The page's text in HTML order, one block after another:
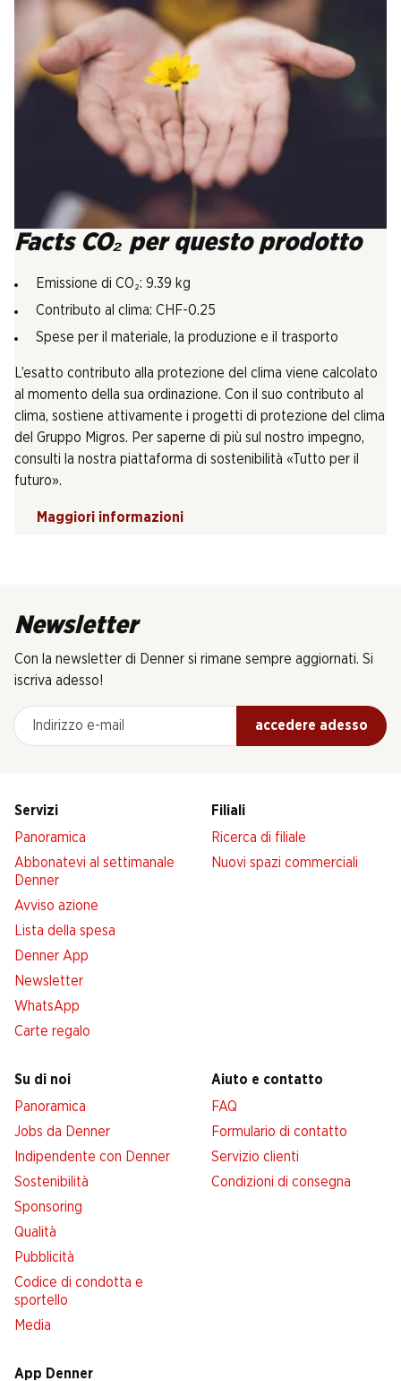
Facts CO₂ per questo prodotto
Emissione di CO₂: 9.39 kg
Contributo al clima: CHF-0.25
Spese per il materiale, la produzione e il trasporto
L’esatto contributo alla protezione del clima viene calcolato
al momento della sua ordinazione. Con il suo contributo al
clima, sostiene attivamente i progetti di protezione del clima
del Gruppo Migros. Per saperne di più sul nostro impegno,
consulti la nostra piattaforma di sostenibilità «Tutto per il
futuro».
Maggiori informazioni
Newsletter
Con la newsletter di Denner si rimane sempre aggiornati. Si
iscriva adesso!
Indirizzo e-mail
accedere adesso
Servizi
Panoramica
Abbonatevi al settimanale
Denner
Avviso azione
Lista della spesa
Denner App
Newsletter
WhatsApp
Carte regalo
Filiali
Ricerca di filiale
Nuovi spazi commerciali
Su di noi
Panoramica
Jobs da Denner
Indipendente con Denner
Sostenibilità
Sponsoring
Qualità
Pubblicità
Codice di condotta e
sportello
Media
Aiuto e contatto
FAQ
Formulario di contatto
Servizio clienti
Condizioni di consegna
App Denner